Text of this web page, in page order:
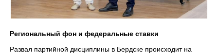
Региональный фон и федеральные ставки
Развал партийной дисциплины в Бердске происходит на